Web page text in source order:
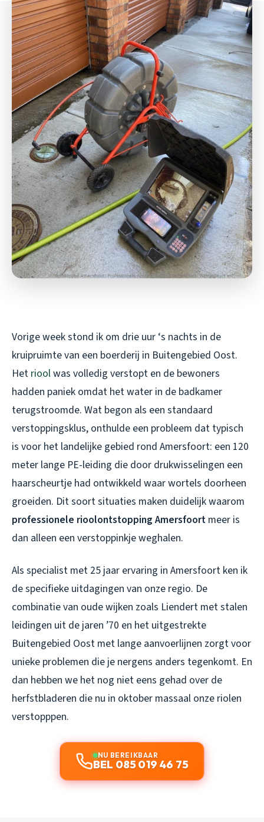
Vorige week stond ik om drie uur ‘s nachts in de
kruipruimte van een boerderij in Buitengebied Oost.
Het rioolwas volledig verstopt en de bewoners
hadden paniek omdat het water in de badkamer
terugstroomde. Wat begon als een standaard
verstoppingsklus, onthulde een probleem dat typisch
is voor het landelijke gebied rond Amersfoort: een 120
meter lange PE-leiding die door drukwisselingen een
haarscheurtje had ontwikkeld waar wortels doorheen
groeiden. Dit soort situaties maken duidelijk waarom
professionele rioolontstopping Amersfoort meer is
dan alleen een verstoppinkje weghalen.
Als specialist met 25 jaar ervaring in Amersfoort ken ik
de specifieke uitdagingen van onze regio. De
combinatie van oude wijken zoals Liendert met stalen
leidingen uit de jaren ’70 en het uitgestrekte
Buitengebied Oost met lange aanvoerlijnen zorgt voor
unieke problemen die je nergens anders tegenkomt. En
dan hebben we het nog niet eens gehad over de
herfstbladeren die nu in oktober massaal onze riolen
verstopppen.
NU BEREIKBAAR
BEL 085 019 46 75